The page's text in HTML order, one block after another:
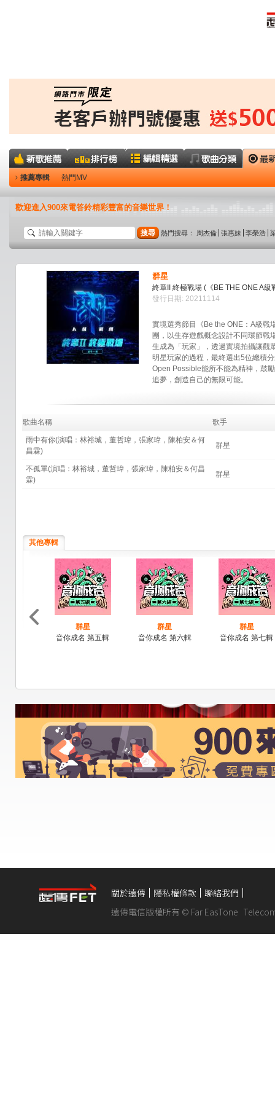
推薦專輯 熱門MV
歡迎進入900來電答鈴精彩豐富的音樂世界！
搜尋 熱門搜尋： 周杰倫 張惠妹 李榮浩
群星
終章II 終極戰場 (《BE THE ONE A級
發行日期: 20211114
實境選秀節目《Be the ONE：A級戰
團，以生存遊戲概念設計不同環節戰
生成為「玩家」，透過實境拍攝讓觀
明星玩家的過程，最終選出5位總積
Open Possible能所不能為精神，鼓
追夢，創造自己的無限可能。
歌曲名稱 歌手
雨中有你(演唱：林裕城，董哲瑋，張家瑋，陳柏安＆何
昌霖)
群星
不孤單(演唱：林裕城，董哲瑋，張家瑋，陳柏安＆何昌
霖)
群星
其他專輯
群星
音你成名 第五輯
群星
音你成名 第六輯
群星
音你成名 第七輯
關於遠傳 隱私權條款
聯絡我們
遠傳電信版權所有 © Far EasTone